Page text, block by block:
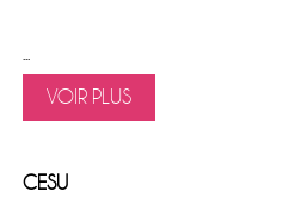
...
VOIR PLUS
CESU